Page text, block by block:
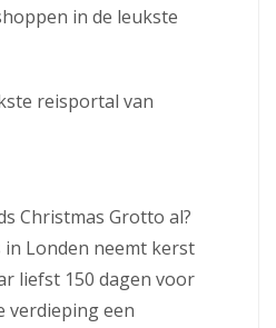
in de leukste
reisportal van
Christmas Grotto al?
Londen neemt kerst
liefst 150 dagen voor
verdieping een